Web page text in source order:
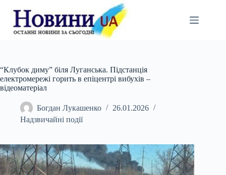
вмісту
“Клубок диму” біля Луганська. Підстанція
електромережі горить в епіцентрі вибухів –
відеоматеріал
Богдан Лукашенко
26.01.2026
Надзвичайні події